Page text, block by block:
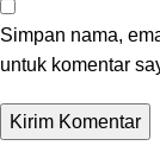
Simpan nama,
untuk komentar